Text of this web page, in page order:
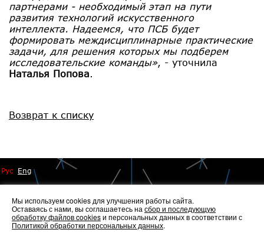
партнерами - необходимый этап на пути
развития технологий искусственного
интеллекта. Надеемся, что ПСБ будет
формировать междисциплинарные практические
задачи, для решения которых мы подберем
исследовательские команды», - уточнила
Наталья Попова.
Возврат к списку
Рус Eng
© 2014 - 2026 Иннопрактика
Мы используем cookies для улучшения работы сайта.
Оставаясь с нами, вы соглашаетесь на сбор и последующую
обработку файлов cookiesи персональных данных в соответствии с
Политикой обработки персональных данных.